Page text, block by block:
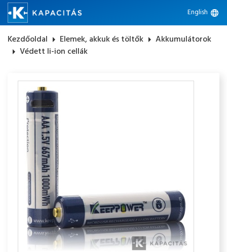
English language
Kezdőoldal arrow_right Elemek, akkuk és töltők arrow_right Akkumulátorok
arrow_right Védett li-ion cellák